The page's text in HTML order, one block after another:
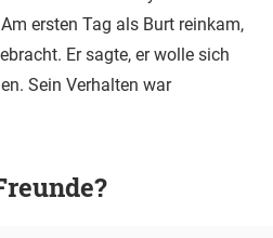
ersten Tag als Burt reinkam,
Er sagte, er wolle sich
Sein Verhalten war